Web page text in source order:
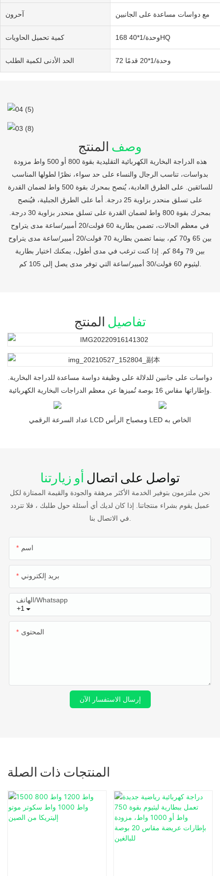
آحرون مع دواسات مساعدة على الجانبين
كمية تحميل الحاويات 168 وحدة/1*40HQ
الحد الأدنى لكمية الطلب 72 وحدة/1*20 قدمًا
وصف المنتج
هذه الدراجة البخارية الكهربائية التقليدية بقوة 800 أو 500 واط مزودة
بدواسات، تناسب الرجال والنساء على حد سواء، نظرًا لطولها المناسب
للسائقين. على الطرق العادية، يُنصح بمحرك بقوة 500 واط لضمان القدرة
على تسلق منحدر بزاوية 25 درجة. أما على الطرق الجبلية، فيُنصح
بمحرك بقوة 800 واط لضمان القدرة على تسلق منحدر بزاوية 30 درجة.
في معظم الحالات، تضمن بطارية 60 فولت/20 أمبير/ساعة مدى يتراوح
بين 65 و70 كم، بينما تضمن بطارية 70 فولت/20 أمبير/ساعة مدى يتراوح
بين 79 و84 كم. إذا كنت ترغب في مدى أطول، يمكنك اختيار بطارية
ليثيوم 60 فولت/30 أمبير/ساعة التي توفر مدى يصل إلى 105 كم.
تفاصيل المنتج
دواسات على جانبين للدلالة على وظيفة دواسة مساعدة للدراجة البخارية.
وإطاراتها مقاس 16 بوصة تُميزها عن معظم الدراجات البخارية الكهربائية.
عداد السرعة الرقمي LCD ومصباح الرأس LED الخاص به
تواصل على اتصال أو زيارتنا
نحن ملتزمون بتوفير الخدمة الأكثر مرهقة والجودة والقيمة الممتازة لكل
عميل يقوم بشراء منتجاتنا. إذا كان لديك أي أسئلة حول طلبك ، فلا تتردد
في الاتصال بنا.
اسم
بريد إلكتروني
+1
الهاتف/whatsapp
المحتوى
إرسال الاستفسار الآن
المنتجات ذات الصلة